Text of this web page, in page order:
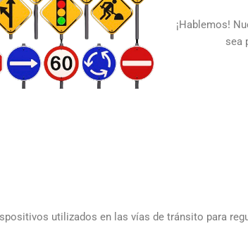
¡Hablemos!
sea
utilizados en las vías de tránsito para